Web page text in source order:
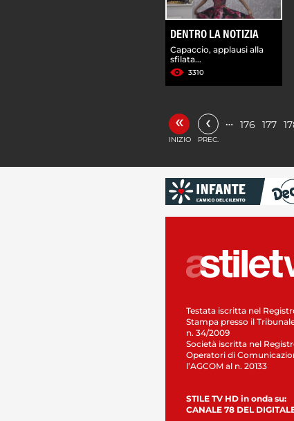
DENTRO LA NOTIZIA
Capaccio, applausi alla
sfilata...
3310
«
INIZIO
‹
PREC.
… 176 177
Testata iscritta nel
Stampa presso il
n. 34/2009
Società iscritta nel
Operatori di
l’AGCOM al n. 20133
STILE TV HD in onda su:
CANALE 78 DEL